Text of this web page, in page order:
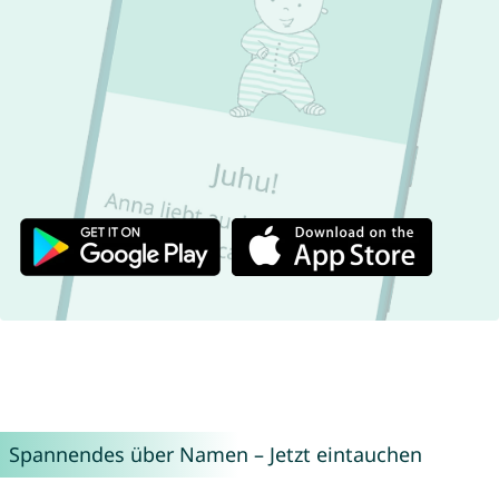
Spannendes über Namen – Jetzt eintauchen